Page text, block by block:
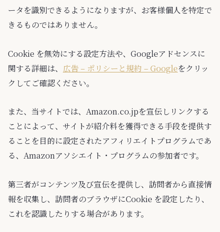
ータを識別できるようになりますが、お客様個人を特定で
きるものではありません。
Cookie を無効にする設定方法や、Googleアドセンスに
関する詳細は、 広告 – ポリシーと規約 – Googleをクリッ
クしてご確認ください。
また、当サイトでは、Amazon.co.jpを宣伝しリンクする
ことによって、サイトが紹介料を獲得できる手段を提供す
ることを目的に設定されたアフィリエイトプログラムであ
る、Amazonアソシエイト・プログラムの参加者です。
第三者がコンテンツ及び宣伝を提供し、訪問者から直接情
報を収集し、訪問者のブラウザにCookie を設定したり、
これを認識したりする場合があります。